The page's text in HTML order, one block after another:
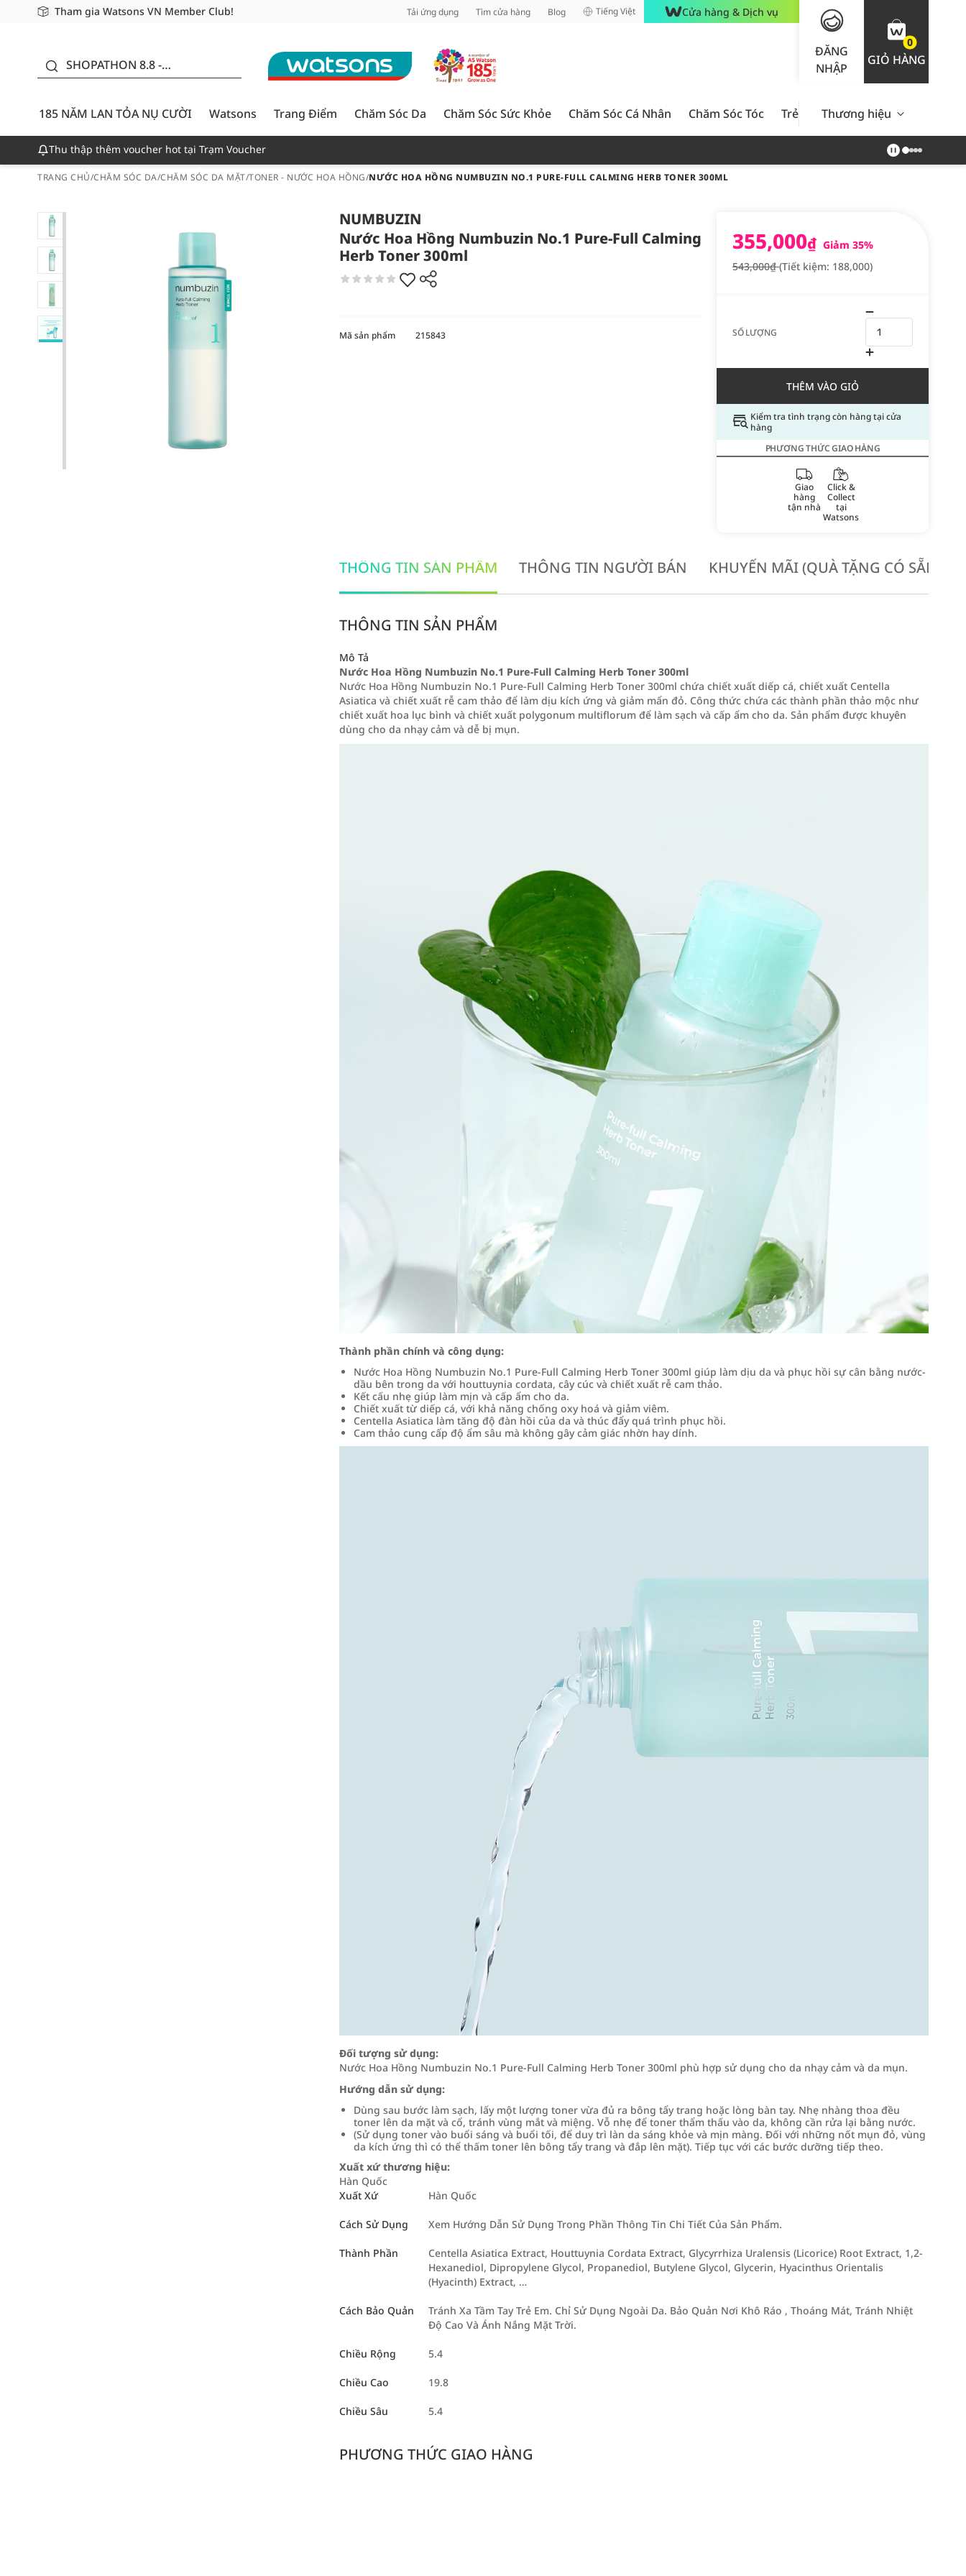
Tham gia Watsons VN Member Club!
Miễn phí giao hàng cho đơn hàng từ 249,000Đ
Giao hàng nhanh 24h - Áp dụng khu vực TP. Hồ Chí Minh Tải ứng dụng Tìm cửa hàng Blog Tiếng Việt Cửa hàng & Dịch vụ
ĐĂNG
NHẬP
0
GIỎ HÀNG
SHOPATHON 8.8 -
CƯỜI - GIẢM ĐẾN
50%
185 NĂM LAN TỎA NỤ CƯỜI
Watsons Trang Điểm Chăm Sóc Da Chăm Sóc Sức Khỏe Chăm Sóc Cá Nhân Chăm Sóc Tóc Trẻ Em Nam Giới Chăm Sóc
Thương hiệu
Thu thập thêm voucher hot tại Trạm Voucher
TRANG CHỦ/CHĂM SÓC DA/CHĂM SÓC DA MẶT/TONER - NƯỚC HOA HỒNG/NƯỚC HOA HỒNG NUMBUZIN NO.1 PURE-FULL CALMING HERB TONER 300ML
NUMBUZIN
Nước Hoa Hồng Numbuzin No.1 Pure-Full Calming
Herb Toner 300ml
355,000₫ Giảm 35%
543,000₫(Tiết kiệm: 188,000)
SỐ LƯỢNG
THÊM VÀO GIỎ
Kiểm tra tình trạng còn hàng tại cửa
hàng
PHƯƠNG THỨC GIAO HÀNG
Giao
hàng
tận nhà
Click &
Collect
tại
Watsons
Mã sản phẩm 215843
THÔNG TIN SẢN PHẨM THÔNG TIN NGƯỜI BÁN KHUYẾN MÃI (QUÀ TẶNG CÓ SẴN
THÔNG TIN SẢN PHẨM
Mô Tả
Nước Hoa Hồng Numbuzin No.1 Pure-Full Calming Herb Toner 300ml
Nước Hoa Hồng Numbuzin No.1 Pure-Full Calming Herb Toner 300ml chứa chiết xuất diếp cá, chiết xuất Centella
Asiatica và chiết xuất rễ cam thảo để làm dịu kích ứng và giảm mẩn đỏ. Công thức chứa các thành phần thảo mộc như
chiết xuất hoa lục bình và chiết xuất polygonum multiflorum để làm sạch và cấp ẩm cho da. Sản phẩm được khuyên
dùng cho da nhạy cảm và dễ bị mụn.
Thành phần chính và công dụng:
Nước Hoa Hồng Numbuzin No.1 Pure-Full Calming Herb Toner 300ml giúp làm dịu da và phục hồi sự cân bằng nước-
dầu bên trong da với houttuynia cordata, cây cúc và chiết xuất rễ cam thảo.
Kết cấu nhẹ giúp làm mịn và cấp ẩm cho da.
Chiết xuất từ diếp cá, với khả năng chống oxy hoá và giảm viêm.
Centella Asiatica làm tăng độ đàn hồi của da và thúc đẩy quá trình phục hồi.
Cam thảo cung cấp độ ẩm sâu mà không gây cảm giác nhờn hay dính.
Đối tượng sử dụng:
Nước Hoa Hồng Numbuzin No.1 Pure-Full Calming Herb Toner 300ml phù hợp sử dụng cho da nhạy cảm và da mụn.
Hướng dẫn sử dụng:
Dùng sau bước làm sạch, lấy một lượng toner vừa đủ ra bông tẩy trang hoặc lòng bàn tay. Nhẹ nhàng thoa đều
toner lên da mặt và cổ, tránh vùng mắt và miệng. Vỗ nhẹ để toner thẩm thấu vào da, không cần rửa lại bằng nước.
(Sử dụng toner vào buổi sáng và buổi tối, để duy trì làn da sáng khỏe và mịn màng. Đối với những nốt mụn đỏ, vùng
da kích ứng thì có thể thấm toner lên bông tẩy trang và đắp lên mặt). Tiếp tục với các bước dưỡng tiếp theo.
Xuất xứ thương hiệu:
Hàn Quốc
Xuất Xứ
Hàn Quốc
Cách Sử Dụng Xem Hướng Dẫn Sử Dụng Trong Phần Thông Tin Chi Tiết Của Sản Phẩm.
Thành Phần
Centella Asiatica Extract, Houttuynia Cordata Extract, Glycyrrhiza Uralensis (Licorice) Root Extract, 1,2-
Hexanediol, Dipropylene Glycol, Propanediol, Butylene Glycol, Glycerin, Hyacinthus Orientalis
(Hyacinth) Extract, …
Cách Bảo Quản
Tránh Xa Tầm Tay Trẻ Em. Chỉ Sử Dụng Ngoài Da. Bảo Quản Nơi Khô Ráo , Thoáng Mát, Tránh Nhiệt
Độ Cao Và Ánh Nắng Mặt Trời.
Chiều Rộng 5.4
Chiều Cao 19.8
Chiều Sâu 5.4
PHƯƠNG THỨC GIAO HÀNG